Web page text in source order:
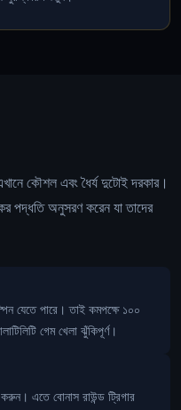
কৌশল এবং ধৈর্য দুটোই দরকার।
পদ্ধতি অনুসরণ করেন যা তাদের
যেতে পারে। তাই কমপক্ষে ১০০
গেম খেলা ঝুঁকিপূর্ণ।
এতে বোনাস রাউন্ড ট্রিগার